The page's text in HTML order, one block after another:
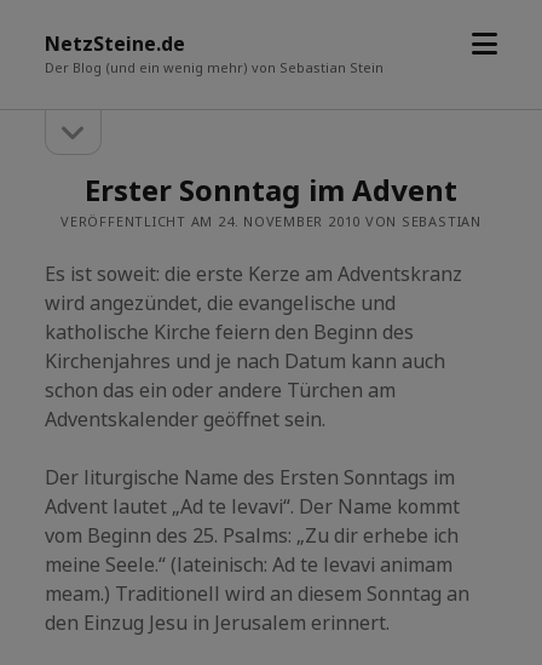
NetzSteine.de
Der Blog (und ein wenig mehr) von Sebastian Stein
Menü
Seitenleiste
öffnen
Erster Sonntag im Advent
VERÖFFENTLICHT AM 24. NOVEMBER 2010 VON SEBASTIAN
Es ist soweit: die erste Kerze am Adventskranz
wird angezündet, die evangelische und
katholische Kirche feiern den Beginn des
Kirchenjahres und je nach Datum kann auch
schon das ein oder andere Türchen am
Adventskalender geöffnet sein.
Der liturgische Name des Ersten Sonntags im
Advent lautet „Ad te levavi“. Der Name kommt
vom Beginn des 25. Psalms: „Zu dir erhebe ich
meine Seele.“ (lateinisch: Ad te levavi animam
meam.) Traditionell wird an diesem Sonntag an
den Einzug Jesu in Jerusalem erinnert.